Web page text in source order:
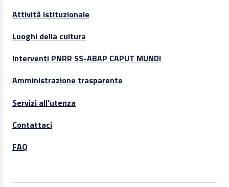
Attività istituzionale
Luoghi della cultura
Interventi PNRR SS-ABAP CAPUT MUNDI
Amministrazione trasparente
Servizi all’utenza
Contattaci
FAQ